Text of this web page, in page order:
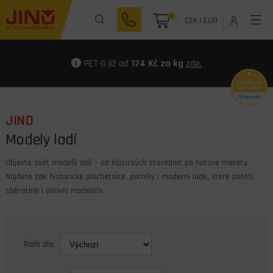
0 CZK| EUR
PET-G již od 174 Kč za kg zde.
JINO
Modely lodí
Objevte svět modelů lodí – od klasických stavebnic po hotové makety.
Najdete zde historické plachetnice, parníky i moderní lodě, které potěší
sběratele i aktivní modeláře.
Řadit dle: